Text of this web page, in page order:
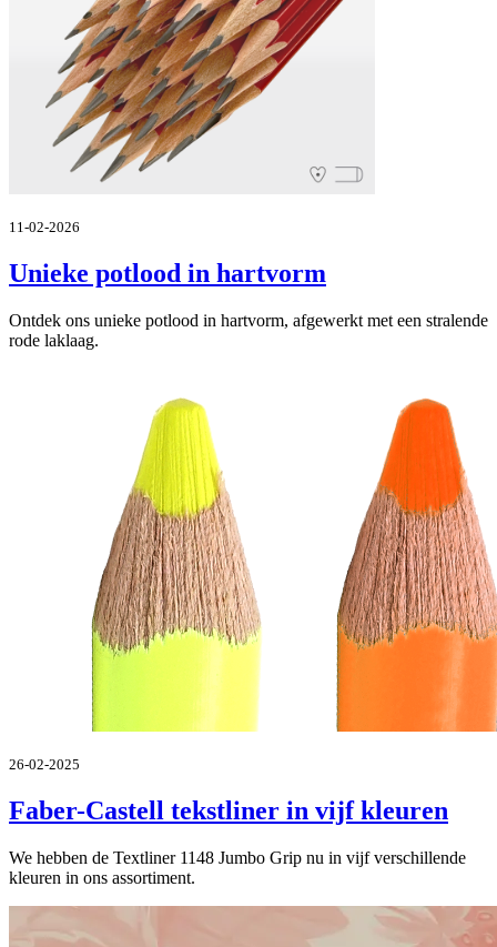
11-02-2026
Unieke potlood in hartvorm
Ontdek ons unieke potlood in hartvorm, afgewerkt met een stralende
rode laklaag.
26-02-2025
Faber-Castell tekstliner in vijf kleuren
We hebben de Textliner 1148 Jumbo Grip nu in vijf verschillende
kleuren in ons assortiment.